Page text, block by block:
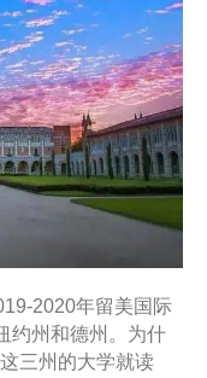
2020年留美国际
约州和德州。为什
三州的大学就读